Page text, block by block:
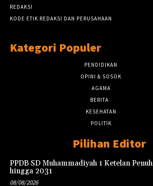
REDAKSI
KODE ETIK REDAKSI DAN PERUSAHAAN
Kategori Populer
PENDIDIKAN
OPINI & SOSOK
AGAMA
BERITA
KESEHATAN
POLITIK
Pilihan Editor
PPDB SD Muhammadiyah 1 Ketelan Penuh
hingga 2031
08/08/2026